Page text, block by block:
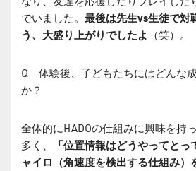
でいました。 最後は先生vs生徒で対
う、大盛り上がりでしたよ （笑）。
Q 体験後、子どもたちにはどんな
か？
全体的にHADOの仕組みに興味を持
多く、
「位置情報はどうやってと
ャイロ（角速度を検出する仕組み）